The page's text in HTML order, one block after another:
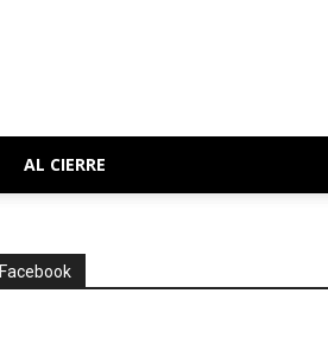
AL CIERRE
Facebook